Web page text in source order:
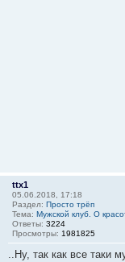
ttx1
05.06.2018, 17:18
Раздел: Просто трёп
Тема: Мужской клуб. О
Ответы: 3224
Просмотры: 1981825
..Ну, так как все таки